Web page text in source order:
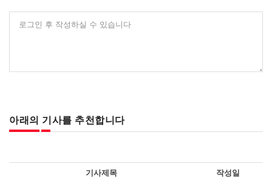
로그인 후 작성하실 수 있습니다
아래의 기사를 추천합니다
기사제목 작성일